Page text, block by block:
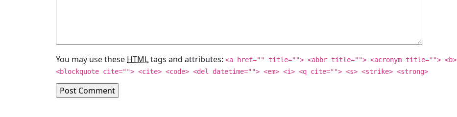
You may use these HTMLtags and attributes: <a href="" title=""> <abbr title=""> <acronym title=""> <b>
<blockquote cite=""> <cite> <code> <del datetime=""> <em> <i> <q cite=""> <s> <strike> <strong>